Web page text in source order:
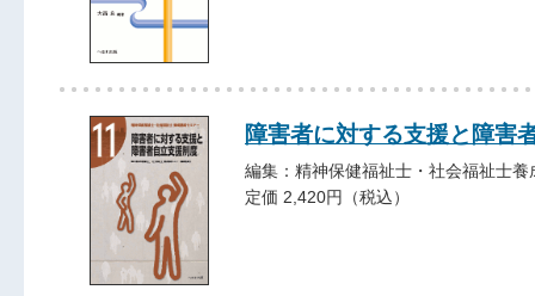
障害者に対する支援と障害
編集：精神保健福祉士・社会福祉士
定価 2,420円（税込）